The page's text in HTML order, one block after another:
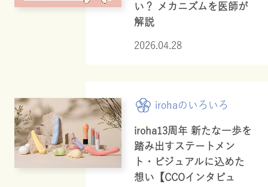
い？ メカニズムを医師が
解説
2026.04.28
irohaのいろいろ
iroha13周年 新たな一歩を
踏み出すステートメン
ト・ビジュアルに込めた
想い【CCOインタビュ